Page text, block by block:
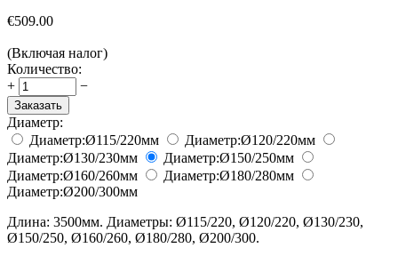
€509.00
(Включая налог)
Количество:
+
−
Заказать
Диаметр:
Диаметр:Ø115/220мм Диаметр:Ø120/220мм
Диаметр:Ø130/230мм Диаметр:Ø150/250мм
Диаметр:Ø160/260мм Диаметр:Ø180/280мм
Диаметр:Ø200/300мм
Длина: 3500мм. Диаметры: Ø115/220, Ø120/220, Ø130/230,
Ø150/250, Ø160/260, Ø180/280, Ø200/300.